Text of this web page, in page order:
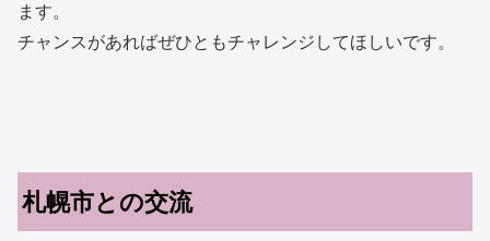
ます。
チャンスがあればぜひともチャレンジしてほしいです。
札幌市との交流